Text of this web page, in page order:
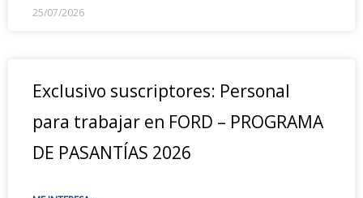
25/07/2026
Exclusivo suscriptores: Personal
para trabajar en FORD – PROGRAMA
DE PASANTÍAS 2026